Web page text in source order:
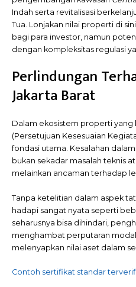
Indah serta revitalisasi
Tua. Lonjakan nilai properti di
bagi para investor, namun
dengan kompleksitas regulasi
Perlindungan
Jakarta Barat
Dalam ekosistem properti yang
(Persetujuan Kesesuaian
fondasi utama. Kesalahan
bukan sekadar masalah teknis
melainkan ancaman terhadap
Tanpa ketelitian dalam aspek
hadapi sangat nyata seperti
seharusnya bisa dihindari,
menghambat perputaran
melenyapkan nilai aset dalam
Contoh sertifikat standar